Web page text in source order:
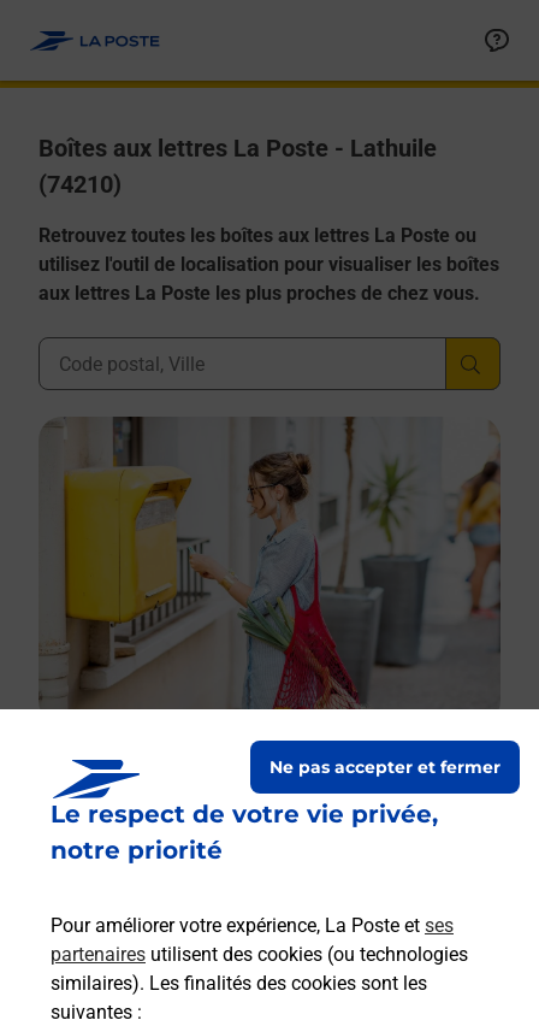
Le respect de votre vie privée,
notre priorité
Pour améliorer votre expérience, La Poste et ses
partenaires utilisent des cookies (ou technologies
similaires). Les finalités des cookies sont les
suivantes :
Ne pas accepter et fermer
Boîtes aux lettres La Poste - Lathuile
(74210)
Retrouvez toutes les boîtes aux lettres La Poste ou
utilisez l'outil de localisation pour visualiser les boîtes
aux lettres La Poste les plus proches de chez vous.
Ville, Département, Code Postal
Boîte aux lettres La Poste
457 Route De Chevilly
74210 Lathuile
Le lien s'ouvre dans un nouvel onglet